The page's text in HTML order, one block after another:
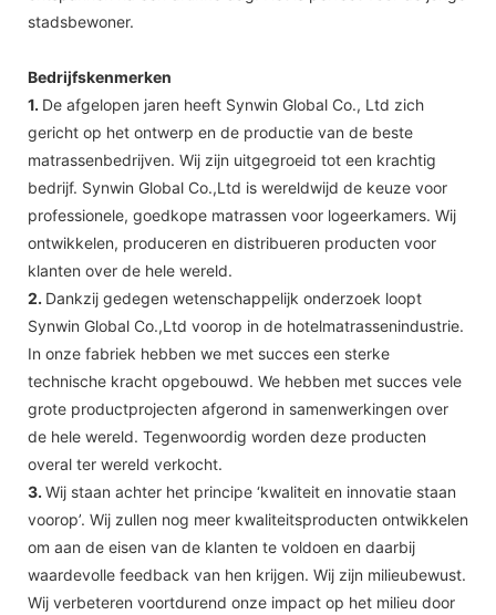
stadsbewoner.
Bedrijfskenmerken
1. De afgelopen jaren heeft Synwin Global Co., Ltd zich
gericht op het ontwerp en de productie van de beste
matrassenbedrijven. Wij zijn uitgegroeid tot een krachtig
bedrijf. Synwin Global Co.,Ltd is wereldwijd de keuze voor
professionele, goedkope matrassen voor logeerkamers. Wij
ontwikkelen, produceren en distribueren producten voor
klanten over de hele wereld.
2. Dankzij gedegen wetenschappelijk onderzoek loopt
Synwin Global Co.,Ltd voorop in de hotelmatrassenindustrie.
In onze fabriek hebben we met succes een sterke
technische kracht opgebouwd. We hebben met succes vele
grote productprojecten afgerond in samenwerkingen over
de hele wereld. Tegenwoordig worden deze producten
overal ter wereld verkocht.
3. Wij staan achter het principe ‘kwaliteit en innovatie staan
voorop’. Wij zullen nog meer kwaliteitsproducten ontwikkelen
om aan de eisen van de klanten te voldoen en daarbij
waardevolle feedback van hen krijgen. Wij zijn milieubewust.
Wij verbeteren voortdurend onze impact op het milieu door